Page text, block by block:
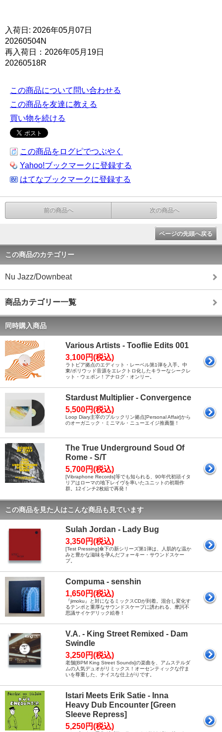
入荷日: 2026年05月07日
20260504N
再入荷日：2026年05月19日
20260518R
この商品について問い合わせる
この商品を友達に教える
買い物を続ける
この商品をログピでつぶやく
Yahoo!ブックマークに登録する
はてなブックマークに登録する
前の商品へ 次の商品へ
ページの先頭へ戻る
この商品のカテゴリー
Nu Jazz/Downbeat
商品カテゴリー一覧
同時購入商品
Various Artists - Tooflie Edits 001
3,100円(税込)
ラトビア拠点のエディット・レーベル第1弾を入手。中
東/ボリウッド音源をエレクトロ化したキラーなシークレ
ット・ウェポン！アナログ・オンリー。
Stardust Multiplier - Convergence
5,500円(税込)
Loop Diary主宰のブルックリン拠点[Personal Affair]から
のオーガニック・ミニマル・ニューエイジ推薦盤！
The True Underground Soud Of
Rome - S/T
5,700円(税込)
[Vibraphone Records]等でも知られる、90年代初頭イタ
リアはローマの地下レイヴを率いたユニットの初期作
群。12インチ2枚組で再発！
この商品を見た人はこんな商品も見ています
Sulah Jordan - Lady Bug
3,350円(税込)
[Test Pressing]傘下の新シリーズ第1弾は、人肌的な温か
みと豊かな滋味を孕んだフォーキー・サウンドスケー
プ。
Compuma - senshin
1,650円(税込)
『jimoku』と対になるミックスCDが到着。混合し変化す
るテンポと重厚なサウンドスケープに誘われる、摩訶不
思議サイケデリック絵巻！
V.A. - King Street Remixed - Dam
Swindle
3,250円(税込)
老舗[BPM King Street Sounds]の楽曲を、アムステルダ
ムの人気デュオがリミックス！オーセンティックな佇ま
いを尊重した、ナイスな仕上がりです。
Istari Meets Erik Satie - Inna
Heavy Dub Encounter [Green
Sleeve Repress]
5,250円(税込)